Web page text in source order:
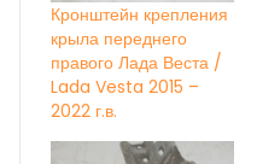
Кронштейн крепления
крыла переднего
правого Лада Веста /
Lada Vesta 2015 –
2022 г.в.